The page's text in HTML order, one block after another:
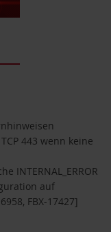
443 wenn keine
INTERNAL_ERROR
auf
FBX-17427]